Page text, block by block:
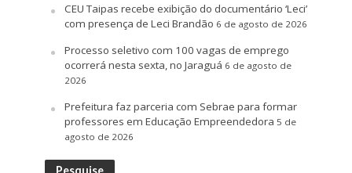
CEU Taipas recebe exibição do documentário ‘Leci’
com presença de Leci Brandão 6 de agosto de 2026
Processo seletivo com 100 vagas de emprego
ocorrerá nesta sexta, no Jaraguá 6 de agosto de
2026
Prefeitura faz parceria com Sebrae para formar
professores em Educação Empreendedora 5 de
agosto de 2026
Pesquise